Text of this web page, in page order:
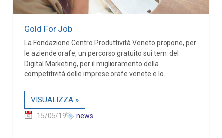
Gold For Job
La Fondazione Centro Produttività Veneto propone, per
le aziende orafe, un percorso gratuito sui temi del
Digital Marketing, per il miglioramento della
competitività delle imprese orafe venete e lo...
VISUALIZZA »
15/05/19 news